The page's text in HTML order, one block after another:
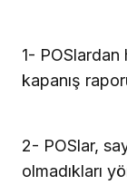
1-
kapanış
2- POSlar,
olmadıkları